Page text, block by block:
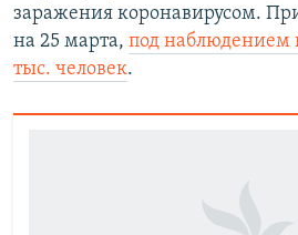
заражения коронавирусом.
на 25 марта, под наблюдением
тыс. человек.